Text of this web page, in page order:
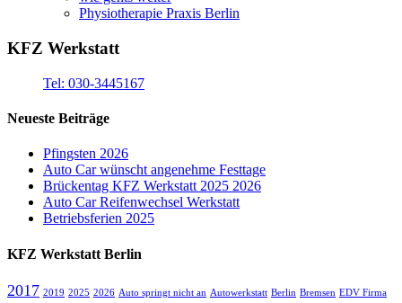
Physiotherapie Praxis Berlin
KFZ Werkstatt
Tel: 030-3445167
Neueste Beiträge
Pfingsten 2026
Auto Car wünscht angenehme Festtage
Brückentag KFZ Werkstatt 2025 2026
Auto Car Reifenwechsel Werkstatt
Betriebsferien 2025
KFZ Werkstatt Berlin
2017 2019 2025 2026 Auto springt nicht an Autowerkstatt Berlin Bremsen EDV Firma